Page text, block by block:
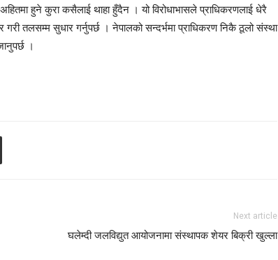
हुने कुरा कसैलाई थाहा हुँदैन । यो विरोधाभासले प्राधिकरणलाई धेरै
तलसम्म सुधार गर्नुपर्छ । नेपालको सन्दर्भमा प्राधिकरण निकै ठूलो संस्था
।
Next article
घलेम्दी जलविद्युत आयोजनामा संस्थापक शेयर बिक्री खुल्ला